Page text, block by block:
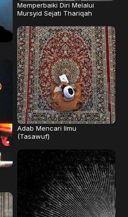
Memperbaiki Diri Melalui
Mursyid Sejati Thariqah
Adab Mencari Ilmu
(Tasawuf)